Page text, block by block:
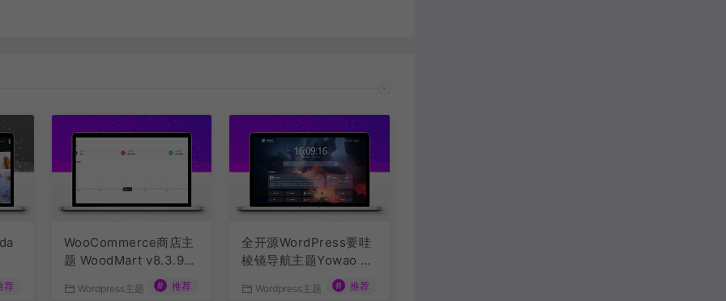
荐
WooCommerce商店主
题 WoodMart v8.3.9开
Wordpress主题 # 推荐
全开源WordPress要哇
棱镜导航主题Yowao Na
Wordpress主题 # 推荐